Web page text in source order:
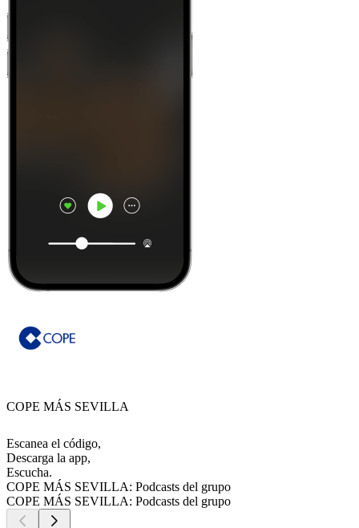
COPE MÁS SEVILLA
Escanea el código,
Descarga la app,
Escucha.
COPE MÁS SEVILLA: Podcasts del grupo
COPE MÁS SEVILLA: Podcasts del grupo